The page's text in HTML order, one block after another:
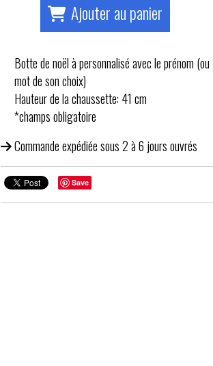
Ajouter au panier
Botte de noël à personnalisé avec le prénom (ou
mot de son choix)
Hauteur de la chaussette: 41 cm
*champs obligatoire
Commande expédiée sous 2 à 6 jours ouvrés
Save